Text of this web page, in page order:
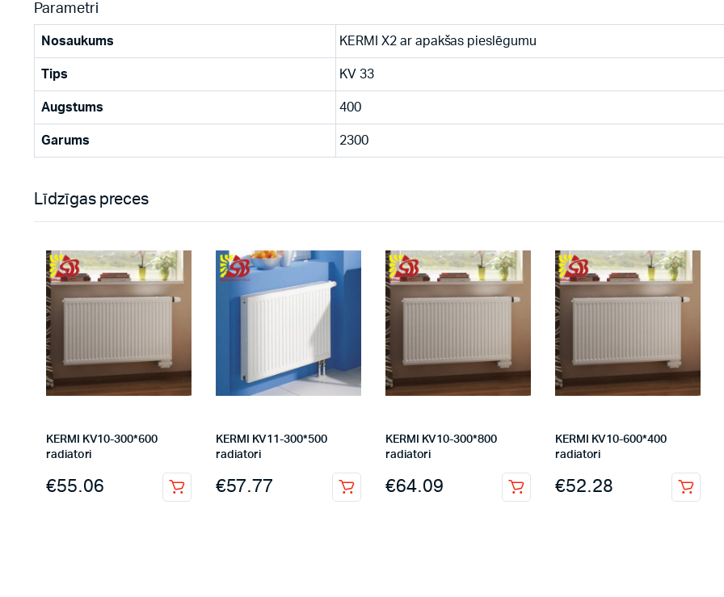
Parametri
Nosaukums KERMI X2 ar apakšas pieslēgumu
Tips KV 33
Augstums 400
Garums 2300
Līdzīgas preces
KERMI KV10-300*600
radiatori
€55.06
KERMI KV11-300*500
radiatori
€57.77
KERMI KV10-300*800
radiatori
€64.09
KERMI KV10-600*400
radiatori
€52.28